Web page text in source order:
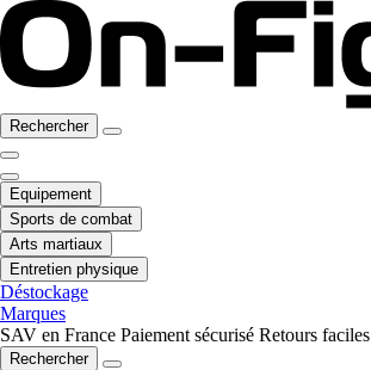
Rechercher
Equipement
Sports de combat
Arts martiaux
Entretien physique
Déstockage
Marques
SAV en France Paiement sécurisé Retours faciles
Rechercher